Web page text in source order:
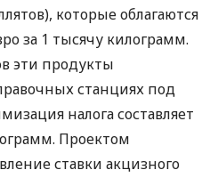
которые облагаются
за 1 тысячу килограмм.
эти продукты
станциях под
налога составляет
Проектом
ставки акцизного